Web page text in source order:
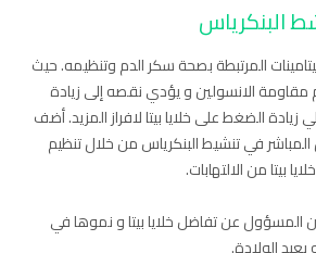
البنكرياس
المرتبطة بصحة سكر الدم وتنظيمه. حيث
مقاومة الانسولين و يؤدي نقصه إلى زيادة
زيادة الضغط على خلايا بيتا لافراز المزيد. أضف
المباشر في تنشيط البنكرياس من خلال تنظيم
بيتا من الالتهابات.
المسؤول عن تفاضل خلايا بيتا و نموها في